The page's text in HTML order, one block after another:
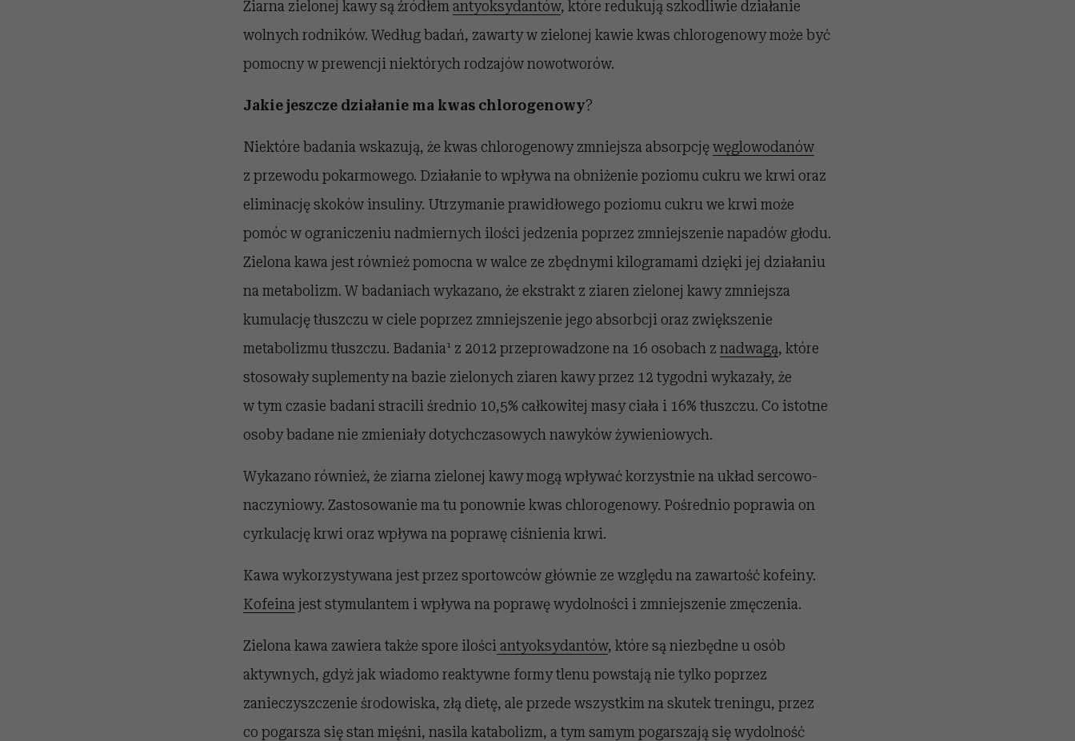
Ziarna zielonej kawy są źródłem antyoksydantów, które redukują szkodliwie działanie
wolnych rodników. Według badań, zawarty w zielonej kawie kwas chlorogenowy może być
pomocny w prewencji niektórych rodzajów nowotworów.
Jakie jeszcze działanie ma kwas chlorogenowy?
Niektóre badania wskazują, że kwas chlorogenowy zmniejsza absorpcjęwęglowodanów
z przewodu pokarmowego. Działanie to wpływa na obniżenie poziomu cukru we krwi oraz
eliminację skoków insuliny. Utrzymanie prawidłowego poziomu cukru we krwi może
pomóc w ograniczeniu nadmiernych ilości jedzenia poprzez zmniejszenie napadów głodu.
Zielona kawa jest również pomocna w walce ze zbędnymi kilogramami dzięki jej działaniu
na metabolizm. W badaniach wykazano, że ekstrakt z ziaren zielonej kawy zmniejsza
kumulację tłuszczu w ciele poprzez zmniejszenie jego absorbcji oraz zwiększenie
metabolizmu tłuszczu. Badania¹ z 2012 przeprowadzone na 16 osobach z nadwagą, które
stosowały suplementy na bazie zielonych ziaren kawy przez 12 tygodni wykazały, że
w tym czasie badani stracili średnio 10,5% całkowitej masy ciała i 16% tłuszczu. Co istotne
osoby badane nie zmieniały dotychczasowych nawyków żywieniowych.
Wykazano również, że ziarna zielonej kawy mogą wpływać korzystnie na układ sercowo-
naczyniowy. Zastosowanie ma tu ponownie kwas chlorogenowy. Pośrednio poprawia on
cyrkulację krwi oraz wpływa na poprawę ciśnienia krwi.
Kawa wykorzystywana jest przez sportowców głównie ze względu na zawartość kofeiny.
Kofeina jest stymulantem i wpływa na poprawę wydolności i zmniejszenie zmęczenia.
Zielona kawa zawiera także spore ilości antyoksydantów, które są niezbędne u osób
aktywnych, gdyż jak wiadomo reaktywne formy tlenu powstają nie tylko poprzez
zanieczyszczenie środowiska, złą dietę, ale przede wszystkim na skutek treningu, przez
co pogarsza się stan mięśni, nasila katabolizm, a tym samym pogarszają się wydolność